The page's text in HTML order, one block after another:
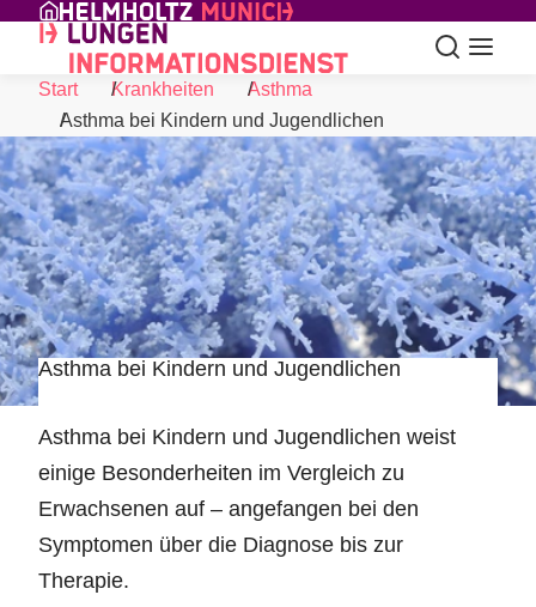
Skip to Content
Suche
Start
Krankheiten
Asthma
Asthma bei Kindern und Jugendlichen
Asthma bei Kindern und Jugendlichen
Asthma bei Kindern und Jugendlichen weist
einige Besonderheiten im Vergleich zu
Erwachsenen auf – angefangen bei den
Symptomen über die Diagnose bis zur
Therapie.